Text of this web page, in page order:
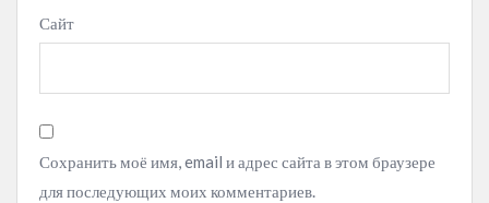
Сайт
Сохранить моё имя, email и адрес сайта в этом браузере
для последующих моих комментариев.